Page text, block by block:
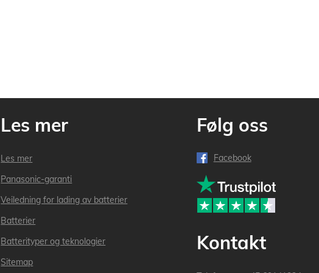
Les mer
Les mer
Panasonic-garanti
Veiledning for lading av batterier
Batterier
Batterityper og teknologier
Sitemap
Følg oss
Facebook
Kontakt